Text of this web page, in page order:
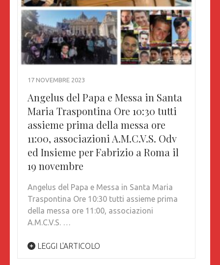
17 NOVEMBRE 2023
Angelus del Papa e Messa in Santa
Maria Traspontina Ore 10:30 tutti
assieme prima della messa ore
11:00, associazioni A.M.C.V.S. Odv
ed Insieme per Fabrizio a Roma il
19 novembre
Angelus del Papa e Messa in Santa Maria
Traspontina Ore 10:30 tutti assieme prima
della messa ore 11:00, associazioni
A.M.C.V.S. …
LEGGI L'ARTICOLO